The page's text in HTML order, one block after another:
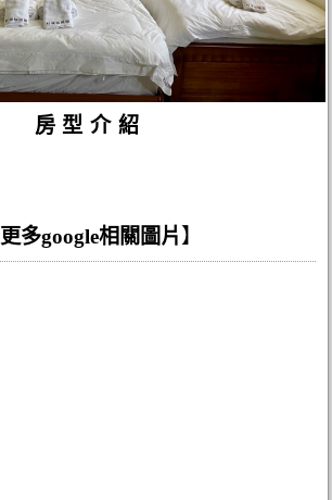
房型介紹
更多google相關圖片 】